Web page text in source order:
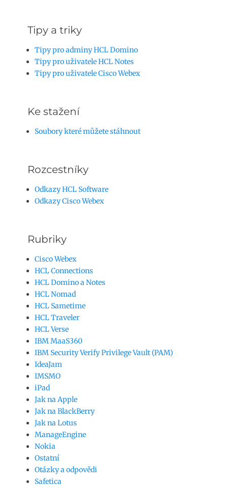
Tipy a triky
Tipy pro adminy HCL Domino
Tipy pro uživatele HCL Notes
Tipy pro uživatele Cisco Webex
Ke stažení
Soubory které můžete stáhnout
Rozcestníky
Odkazy HCL Software
Odkazy Cisco Webex
Rubriky
Cisco Webex
HCL Connections
HCL Domino a Notes
HCL Nomad
HCL Sametime
HCL Traveler
HCL Verse
IBM MaaS360
IBM Security Verify Privilege Vault (PAM)
IdeaJam
IMSMO
iPad
Jak na Apple
Jak na BlackBerry
Jak na Lotus
ManageEngine
Nokia
Ostatní
Otázky a odpovědi
Safetica